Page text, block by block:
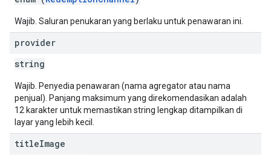
Wajib. Saluran penukaran yang berlaku untuk penawaran ini.
provider
string
Wajib. Penyedia penawaran (nama agregator atau nama
penjual). Panjang maksimum yang direkomendasikan adalah
12 karakter untuk memastikan string lengkap ditampilkan di
layar yang lebih kecil.
titleImage